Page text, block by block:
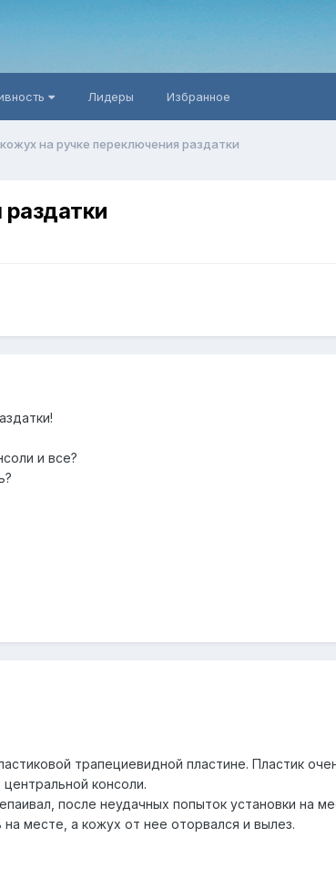
Лидеры Избранное
на ручке переключения раздатки
и все?
трапециевидной пластине. Пластик
консоли.
после неудачных попыток установки на
месте, а кожух от нее оторвался и вылез.